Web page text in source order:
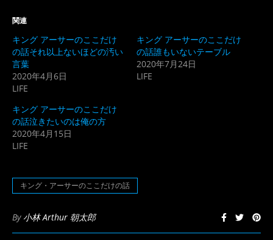
有
(新
し
ウ
ィ
ウ
で
開
き
ま
リ
ッ
ク
て
く
(新
し
い
ウ
で
開
き
関連
キング アーサーのここだけ
の話それ以上ないほどの汚い
言葉
2020年4月6日
LIFE
キング アーサーのここだけ
の話誰もいないテーブル
2020年7月24日
LIFE
キング アーサーのここだけ
の話泣きたいのは俺の方
2020年4月15日
LIFE
キング・アーサーのここだけの話
By 小林 Arthur 朝太郎